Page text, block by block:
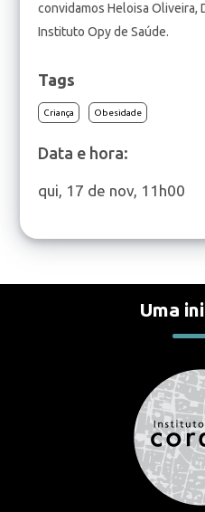
convidamos Heloisa Oliveira,
Instituto Opy de Saúde.
Tags
Criança Obesidade
Data e hora:
qui, 17 de nov, 11h00
Uma